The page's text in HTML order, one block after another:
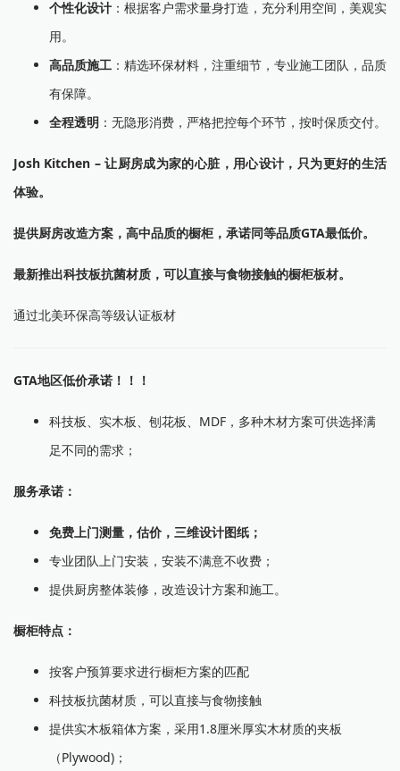
个性化设计 ：根据客户需求量身打造，充分利用空间，美观实
用。
高品质施工 ：精选环保材料，注重细节，专业施工团队，品质
有保障。
全程透明 ：无隐形消费，严格把控每个环节，按时保质交付。
Josh Kitchen – 让厨房成为家的心脏，用心设计，只为更好的生活
体验。
提供厨房改造方案，高中品质的橱柜，承诺同等品质GTA最低价。
最新推出科技板抗菌材质，可以直接与食物接触的橱柜板材。
通过北美环保高等级认证板材
GTA地区低价承诺！！！
科技板、实木板、刨花板、MDF，多种木材方案可供选择满
足不同的需求；
服务承诺：
免费上门测量，估价，三维设计图纸；
专业团队上门安装，安装不满意不收费；
提供厨房整体装修，改造设计方案和施工。
橱柜特点：
按客户预算要求进行橱柜方案的匹配
科技板抗菌材质，可以直接与食物接触
提供实木板箱体方案，采用1.8厘米厚实木材质的夹板
（Plywood)；